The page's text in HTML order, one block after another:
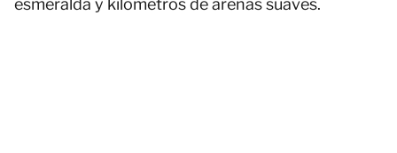
esmeralda y kilómetros de arenas suaves.